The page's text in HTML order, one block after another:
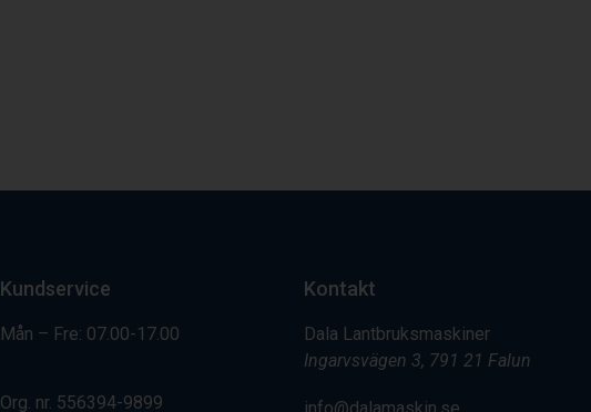
Kundservice
Mån – Fre: 07.00-17.00
Org. nr. 556394-9899
Kontakt
Dala Lantbruksmaskiner
Ingarvsvägen 3, 791 21 Falun